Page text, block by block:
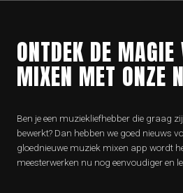
ONTDEK DE
MIXEN MET ONZE
Ben je een muziekliefhebber die graag
bewerkt? Dan hebben we goed nieuws
gloednieuwe muziek mixen app wordt
meesterwerken nu nog eenvoudiger en